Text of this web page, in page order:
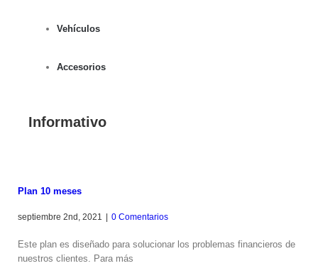
Vehículos
Accesorios
Informativo
Plan 10 meses
septiembre 2nd, 2021 0 Comentarios
Este plan es diseñado para solucionar los problemas financieros de
nuestros clientes. Para más